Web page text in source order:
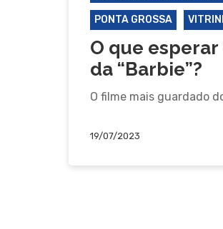
PONTA GROSSA
O que
da “Barbie”?
O filme mais guardado
19/07/2023